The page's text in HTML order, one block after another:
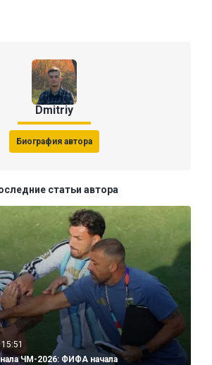
Dmitriy
Биография автора
статьи автора
ЧМ-2026: ФИФА начала